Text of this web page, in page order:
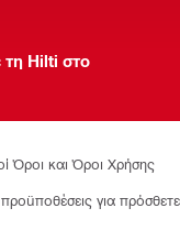
τη Hilti στο
Όροι και Όροι Χρήσης
προϋποθέσεις για